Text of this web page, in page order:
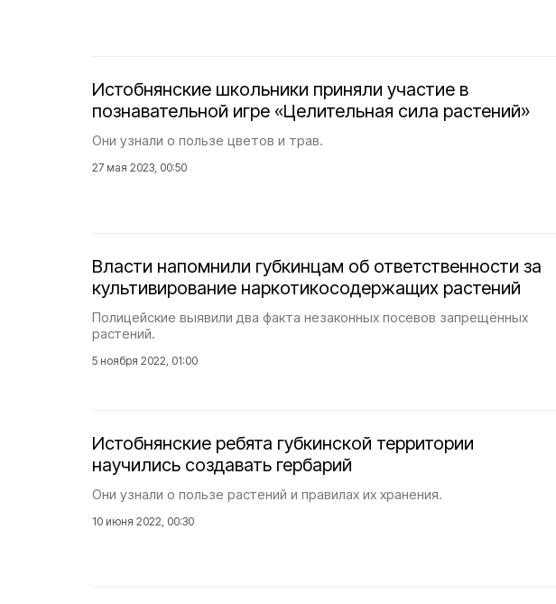
Истобнянские школьники приняли участие в
познавательной игре «Целительная сила растений»
Они узнали о пользе цветов и трав.
27 мая 2023, 00:50
Власти напомнили губкинцам об ответственности за
культивирование наркотикосодержащих растений
Полицейские выявили два факта незаконных посевов запрещённых
растений.
5 ноября 2022, 01:00
Истобнянские ребята губкинской территории
научились создавать гербарий
Они узнали о пользе растений и правилах их хранения.
10 июня 2022, 00:30